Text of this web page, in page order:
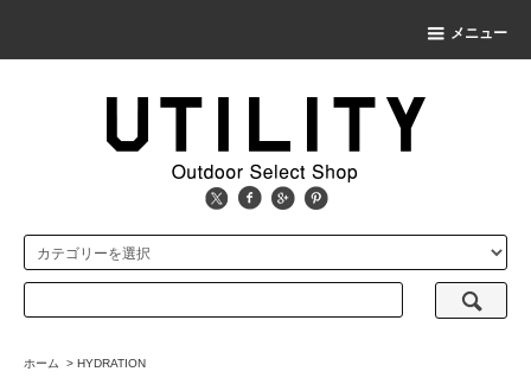
メニュー
ホーム > HYDRATION